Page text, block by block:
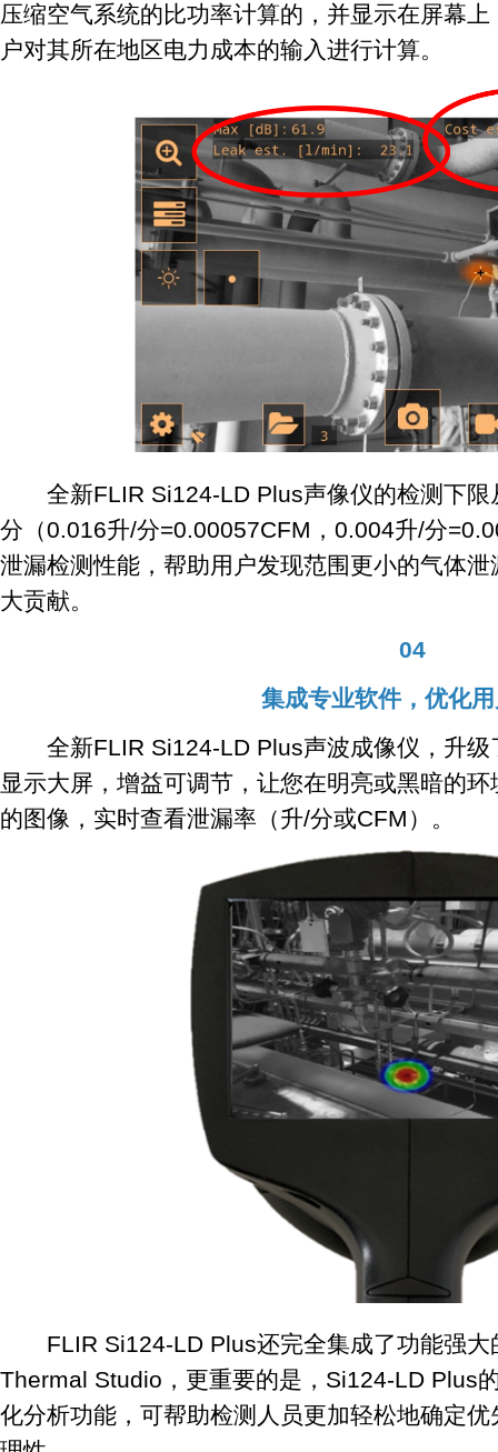
压缩空气系统的比功率计算的，并显示在屏幕
户对其所在地区电力成本的输入进行计算。
全新FLIR Si124-LD Plus声像仪的检测下限
分（0.016升/分=0.00057CFM，0.004升/分
泄漏检测性能，帮助用户发现范围更小的气体
大贡献。
04
集成专业软件，优化用
全新FLIR Si124-LD Plus声波成像仪，升级
显示大屏，增益可调节，让您在明亮或黑暗的
的图像，实时查看泄漏率（升/分或CFM）。
FLIR Si124-LD Plus还完全集成了功能强大
Thermal Studio，更重要的是，Si124-LD Plus
化分析功能，可帮助检测人员更加轻松地确定